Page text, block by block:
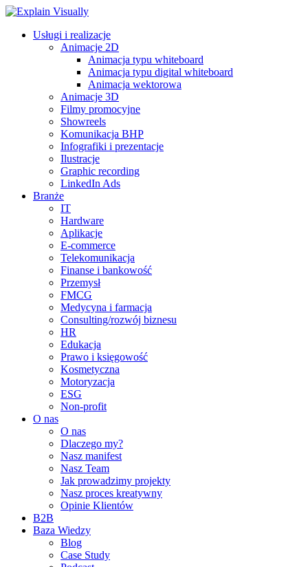
Usługi i realizacje
Animacje 2D
Animacja typu whiteboard
Animacja typu digital whiteboard
Animacja wektorowa
Animacje 3D
Filmy promocyjne
Showreels
Komunikacja BHP
Infografiki i prezentacje
Ilustracje
Graphic recording
LinkedIn Ads
Branże
IT
Hardware
Aplikacje
E-commerce
Telekomunikacja
Finanse i bankowość
Przemysł
FMCG
Medycyna i farmacja
Consulting/rozwój biznesu
HR
Edukacja
Prawo i księgowość
Kosmetyczna
Motoryzacja
ESG
Non-profit
O nas
O nas
Dlaczego my?
Nasz manifest
Nasz Team
Jak prowadzimy projekty
Nasz proces kreatywny
Opinie Klientów
B2B
Baza Wiedzy
Blog
Case Study